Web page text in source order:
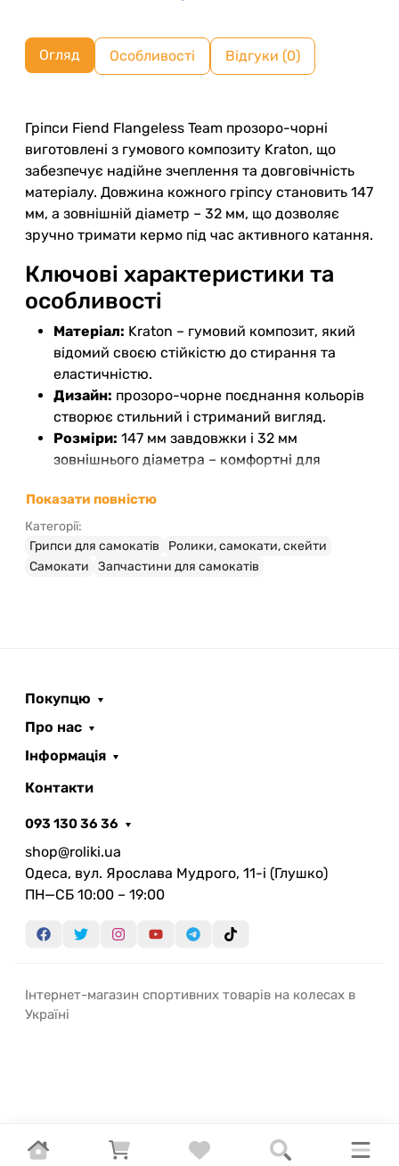
Огляд Особливості Відгуки (0)
Гріпси Fiend Flangeless Team прозоро-чорні
виготовлені з гумового композиту Kraton, що
забезпечує надійне зчеплення та довговічність
матеріалу. Довжина кожного гріпсу становить 147
мм, а зовнішній діаметр – 32 мм, що дозволяє
зручно тримати кермо під час активного катання.
Ключові характеристики та
особливості
Матеріал: Kraton – гумовий композит, який
відомий своєю стійкістю до стирання та
еластичністю.
Дизайн: прозоро-чорне поєднання кольорів
створює стильний і стриманий вигляд.
Розміри: 147 мм завдовжки і 32 мм
зовнішнього діаметра – комфортні для
Тип:гріпси без фланця, що дають можливість
легко контролювати положення рук на кермі.
Гарантія:на виріб надається гарантія
строком 12 місяців.
екстремальних дисциплін.
У магазині «Ролики» представлені якісні
аксесуари для шанувальників екшн-спорту, і
популярних варіантів для тих, хто цінує комфорт і
простоту у керуванні велосипедом.
Завдяки своїм параметрам, Fiend Flangeless Team
підходять для тривалих тренувань та
агресивного катання, забезпечуючи при цьому
впевнений захват навіть у складних умовах.
Показати повністю
Категорії:
Грипси для самокатів
Ролики, самокати, скейти
Самокати
Запчастини для самокатів
Покупцю
Про нас
Інформація
Контакти
093 130 36 36
shop@roliki.ua
Одеса, вул. Ярослава Мудрого, 11-i (Глушко)
ПН—СБ 10:00 – 19:00
Інтернет-магазин спортивних товарів на колесах в
Україні